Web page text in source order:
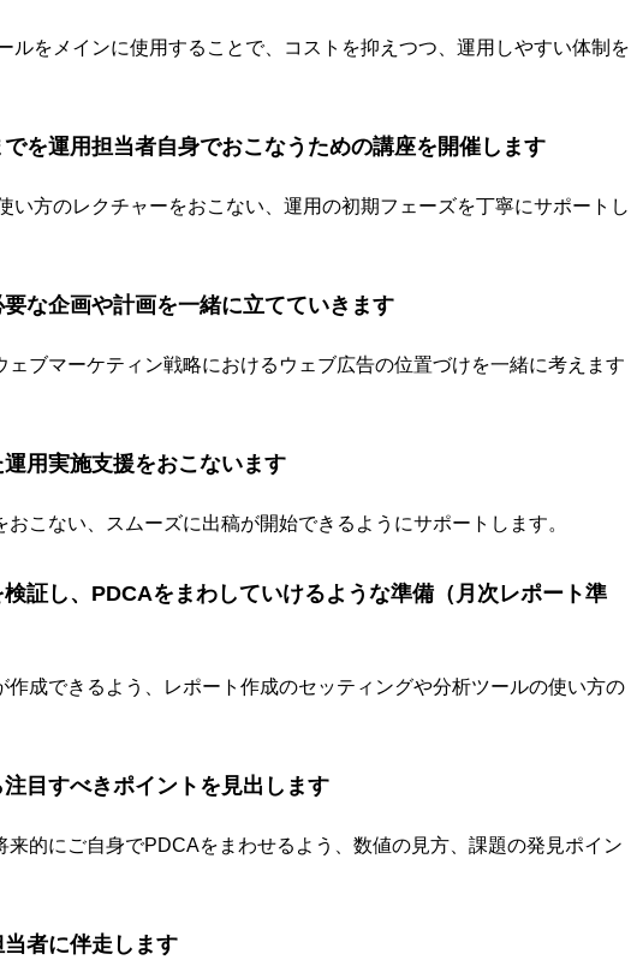
ルをメインに使用することで、コストを抑えつつ、運用しやすい体制を
を運用担当者自身でおこなうための講座を開催します
い方のレクチャーをおこない、運用の初期フェーズを丁寧にサポートし
な企画や計画を一緒に立てていきます
ブマーケティン戦略におけるウェブ広告の位置づけを一緒に考えます
用実施支援をおこないます
こない、スムーズに出稿が開始できるようにサポートします。
証し、PDCAをまわしていけるような準備（月次レポート準
作成できるよう、レポート作成のセッティングや分析ツールの使い方の
目すべきポイントを見出します
的にご自身でPDCAをまわせるよう、数値の見方、課題の発見ポイン
者に伴走します